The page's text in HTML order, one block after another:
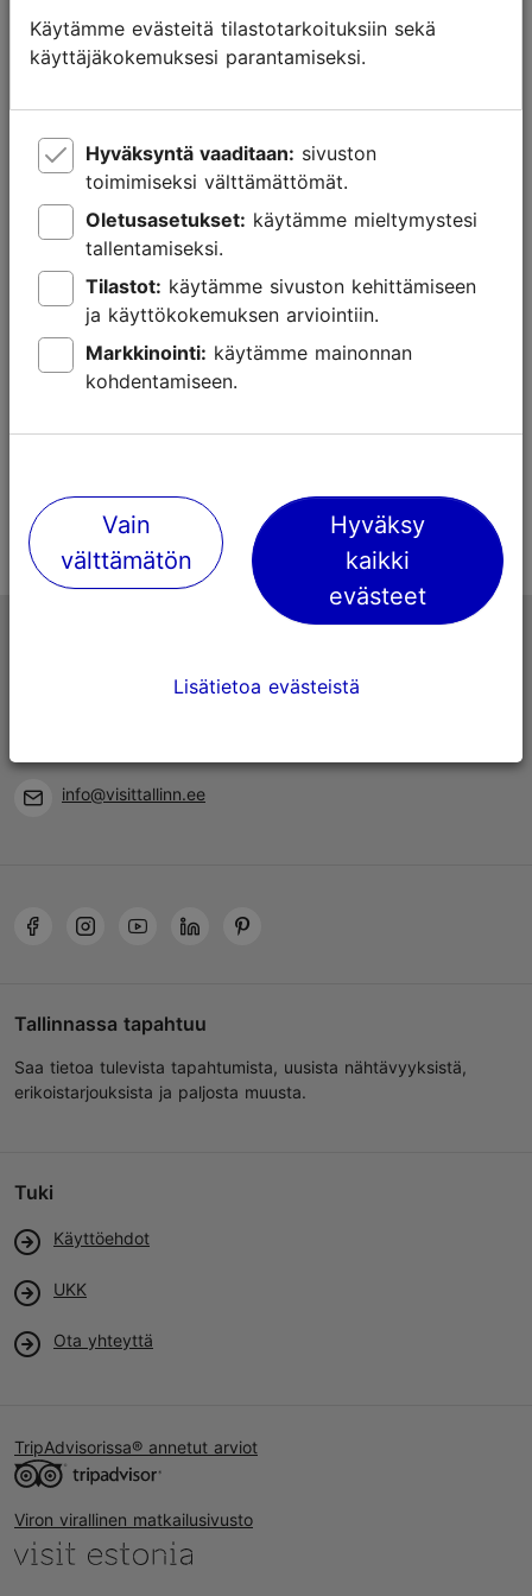
matkailuneuvonta:
auttaa matkaoppaan varaamisessa
myy nähtävyyskortti Tallinn Cardeja
myy julkisen liikenteen matkakortteja (Ühiskaart)
myy kertalippuja (1 h) julkiseen liikenteeseen
paikan päällä olevasta automaatista
myy postikortteja ja postimerkkejä.
Niguliste 2, 10146 Tallinna, Viro
info@visittallinn.ee
Tallinnassa tapahtuu
Saa tietoa tulevista tapahtumista, uusista nähtävyyksistä,
erikoistarjouksista ja paljosta muusta.
Tuki
Käyttöehdot
UKK
Ota yhteyttä
TripAdvisorissa® annetut arviot
Viron virallinen matkailusivusto
Käytämme evästeitä tilastotarkoituksiin sekä
käyttäjäkokemuksesi parantamiseksi.
Hyväksyntä vaaditaan:
toimimiseksi välttämättömät.
Oletusasetukset:
tallentamiseksi.
Tilastot:
ja käyttökokemuksen arviointiin.
Markkinointi:
kohdentamiseen.
Vain
välttämätön
Hyväksy
kaikki
evästeet
Lisätietoa evästeistä